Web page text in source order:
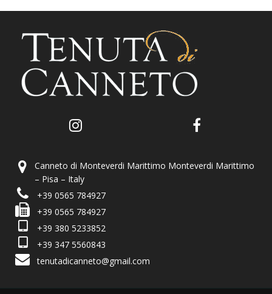
Canneto di Monteverdi Marittimo Monteverdi Marittimo
– Pisa – Italy
+39 0565 784927
+39 0565 784927
+39 380 5233852
+39 347 5560843
tenutadicanneto@gmail.com